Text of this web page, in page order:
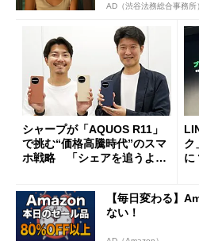
AD（渋谷法務総合事務所
シャープが「AQUOS R11」
で挑む“価格高騰時代”のスマ
ホ戦略 「シェアを追うより
ク
に
【毎日変わる】
ない！